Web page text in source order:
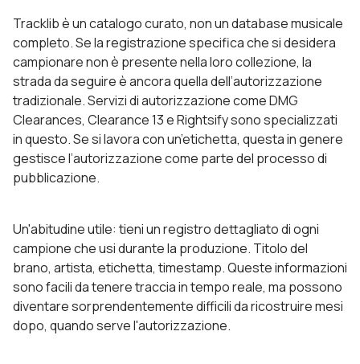
Tracklib è un catalogo curato, non un database musicale
completo. Se la registrazione specifica che si desidera
campionare non è presente nella loro collezione, la
strada da seguire è ancora quella dell’autorizzazione
tradizionale. Servizi di autorizzazione come DMG
Clearances, Clearance 13 e Rightsify sono specializzati
in questo. Se si lavora con un’etichetta, questa in genere
gestisce l’autorizzazione come parte del processo di
pubblicazione.
Un'abitudine utile: tieni un registro dettagliato di ogni
campione che usi durante la produzione. Titolo del
brano, artista, etichetta, timestamp. Queste informazioni
sono facili da tenere traccia in tempo reale, ma possono
diventare sorprendentemente difficili da ricostruire mesi
dopo, quando serve l'autorizzazione.